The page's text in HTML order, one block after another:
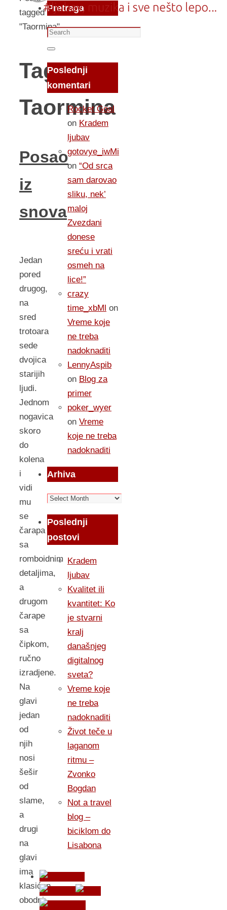
tagged
"Taormina"
Tag:
Taormina
Posao
iz
snova
Jedan
pored
drugog,
na
sred
trotoara
sede
dvojica
starijih
ljudi.
Jednom
nogavica
skoro
do
kolena
i
vidi
mu
se
čarapa
sa
romboidnim
detaljima,
a
drugom
čarape
sa
čipkom,
ručno
izradjene.
Na
glavi
jedan
od
njih
nosi
šešir
od
slame,
a
drugi
na
glavi
ima
klasićan
obodni
Pretraga
Search
for:
Search
Poslednji
komentari
Rocket Goal
on Kradem
ljubav
gotovye_iwMi
on “Od srca
sam darovao
sliku, nek’
maloj
Zvezdani
donese
sreću i vrati
osmeh na
lice!”
crazy
time_xbMl on
Vreme koje
ne treba
nadoknaditi
LennyAspib
on Blog za
primer
poker_wyer
on Vreme
koje ne treba
nadoknaditi
Arhiva
Arhiva
Poslednji
postovi
Kradem
ljubav
Kvalitet ili
kvantitet: Ko
je stvarni
kralj
današnjeg
digitalnog
sveta?
Vreme koje
ne treba
nadoknaditi
Život teče u
laganom
ritmu –
Zvonko
Bogdan
Not a travel
blog –
biciklom do
Lisabona